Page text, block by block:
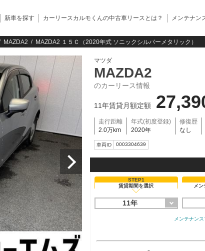
新車を探す カーリースカルモくんの中古車リースとは？ メンテナン
MAZDA2 MAZDA2 １５Ｃ（2020年式 ソニックシルバーメタリック）
マツダ
MAZDA2
のカーリース情報
11年賃貸月額定額
走行距離
2.0万km
年式(初度登録)
2020年
修復歴
なし
車両ID 0003304639
STEP1
賃貸期間を選択
11年
メ
メンテナン